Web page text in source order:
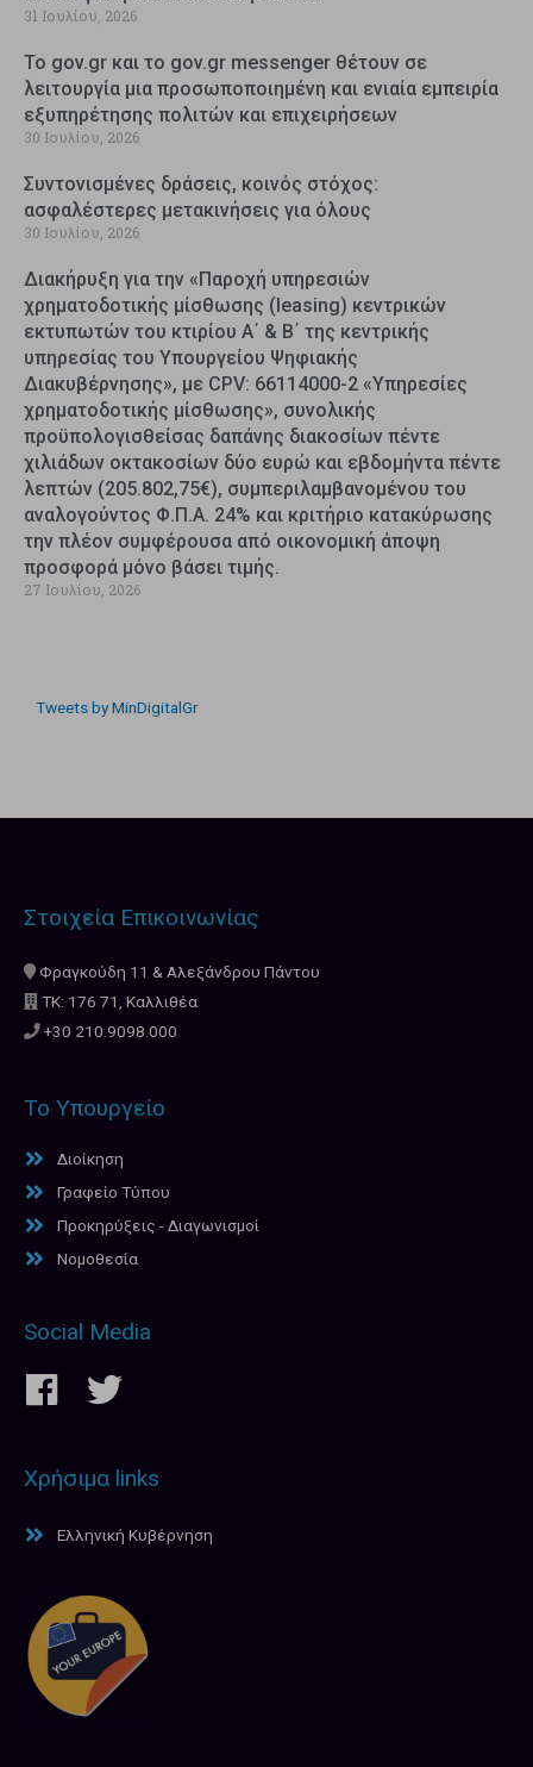
31 Ιουλίου, 2026
Το gov.gr και το gov.gr messenger θέτουν σε
λειτουργία μια προσωποποιημένη και ενιαία εμπειρία
εξυπηρέτησης πολιτών και επιχειρήσεων
30 Ιουλίου, 2026
Συντονισμένες δράσεις, κοινός στόχος:
ασφαλέστερες μετακινήσεις για όλους
30 Ιουλίου, 2026
Διακήρυξη για την «Παροχή υπηρεσιών
χρηματοδοτικής μίσθωσης (leasing) κεντρικών
εκτυπωτών του κτιρίου Α΄ & Β΄ της κεντρικής
υπηρεσίας του Υπουργείου Ψηφιακής
Διακυβέρνησης», με CPV: 66114000-2 «Υπηρεσίες
χρηματοδοτικής μίσθωσης», συνολικής
προϋπολογισθείσας δαπάνης διακοσίων πέντε
χιλιάδων οκτακοσίων δύο ευρώ και εβδομήντα πέντε
λεπτών (205.802,75€), συμπεριλαμβανομένου του
αναλογούντος Φ.Π.Α. 24% και κριτήριο κατακύρωσης
την πλέον συμφέρουσα από οικονομική άποψη
προσφορά μόνο βάσει τιμής.
27 Ιουλίου, 2026
Tweets by MinDigitalGr
Στοιχεία Επικοινωνίας
Φραγκούδη 11 & Αλεξάνδρου Πάντου
ΤΚ: 176 71, Καλλιθέα
+30 210.9098.000
Το Υπουργείο
Διοίκηση
Γραφείο Τύπου
Προκηρύξεις - Διαγωνισμοί
Νομοθεσία
Social Media
Χρήσιμα links
Ελληνική Κυβέρνηση